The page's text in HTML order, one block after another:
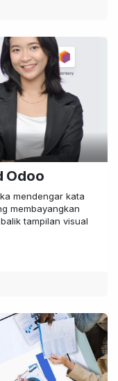
Odoo
mendengar kata
membayangkan
tampilan visual